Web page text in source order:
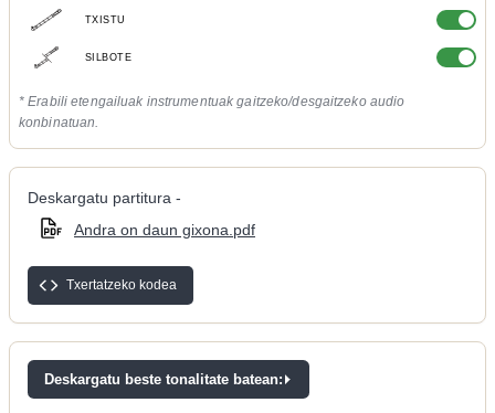
TXISTU
SILBOTE
* Erabili etengailuak instrumentuak gaitzeko/desgaitzeko audio
konbinatuan.
Deskargatu partitura -
Andra on daun gixona.pdf
Txertatzeko kodea
Deskargatu beste tonalitate batean: